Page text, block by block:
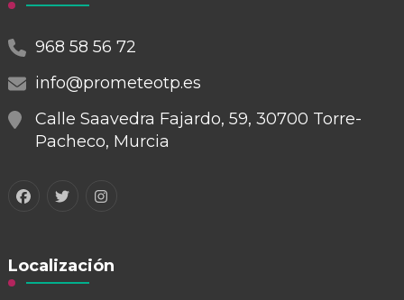
968 58 56 72
info@prometeotp.es
Calle Saavedra Fajardo, 59, 30700 Torre-
Pacheco, Murcia
Localización